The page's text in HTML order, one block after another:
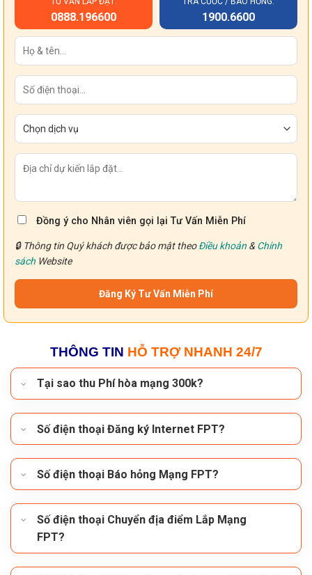
0888.196600 1900.6600
Đồng ý cho Nhân viên gọi lại Tư Vấn Miễn Phí
🔒 Thông tin Quý khách được bảo mật theoĐiều khoản & Chính
sách Website
THÔNG TIN HỖ TRỢ NHANH 24/7
Tại sao thu Phí hòa mạng 300k?
Số điện thoại Đăng ký Internet FPT?
Số điện thoại Báo hỏng Mạng FPT?
Số điện thoại Chuyển địa điểm Lắp Mạng
FPT?